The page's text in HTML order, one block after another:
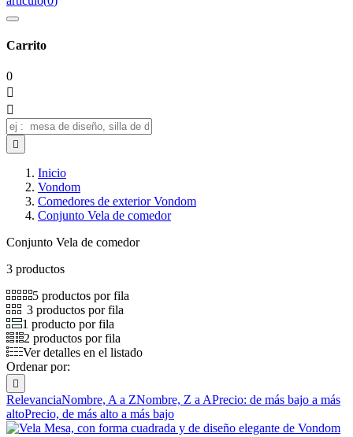
Carrito
0



Inicio
Vondom
Comedores de exterior Vondom
Conjunto Vela de comedor
Conjunto Vela de comedor
3 productos
5 productos por fila
3 productos por fila
1 producto por fila
2 productos por fila
Ver detalles en el listado
Ordenar por:

RelevanciaNombre, A a ZNombre, Z a APrecio: de más bajo a más
altoPrecio, de más alto a más bajo